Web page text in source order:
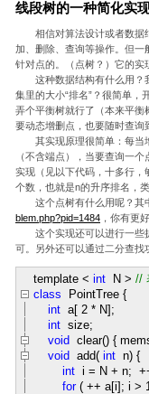
线段树的一种简化实
相信对算法设计或者数据结
加、删除、查询等操作。但一
针对点的。（点树？）它的实
这种数据结构有什么用？我
集里的大小“排名”？很简单，
弄个平衡树就行了（本来平
要动态增删点，也要随时查询
其实现原理很简单：每当增
（不含端点），当要查询一
实现（见以下代码，十多行
个数，也就是n的升序排名，
这个点树有什么用呢？其中
blem.php?pid=1484 ，你有更
这个实现还可以进行一些扩
可。另外还可以通过二分查找
template < int N > //
class
PointTree {
int a[ 2 * N];
int size;
void clear() {
void add( int n) {
int i = N + n;
for ( ++ a[i]; i >